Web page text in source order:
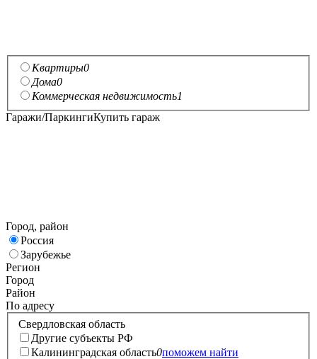
Квартиры0
Дома0
Коммерческая недвижимость1
Гаражи/ПаркингиКупить гараж
Город, район
Россия
Зарубежье
Регион
Город
Район
По адресу
Свердловская область
Другие субъекты РФ
Калининградская область0поможем найти